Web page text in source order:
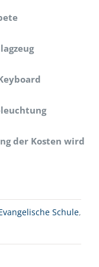
der Kosten wird
Schule,